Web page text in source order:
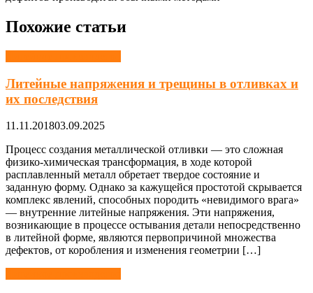
Похожие статьи
Литейные напряжения и трещины в отливках и
их последствия
11.11.201803.09.2025
Процесс создания металлической отливки — это сложная
физико-химическая трансформация, в ходе которой
расплавленный металл обретает твердое состояние и
заданную форму. Однако за кажущейся простотой скрывается
комплекс явлений, способных породить «невидимого врага»
— внутренние литейные напряжения. Эти напряжения,
возникающие в процессе остывания детали непосредственно
в литейной форме, являются первопричиной множества
дефектов, от коробления и изменения геометрии […]